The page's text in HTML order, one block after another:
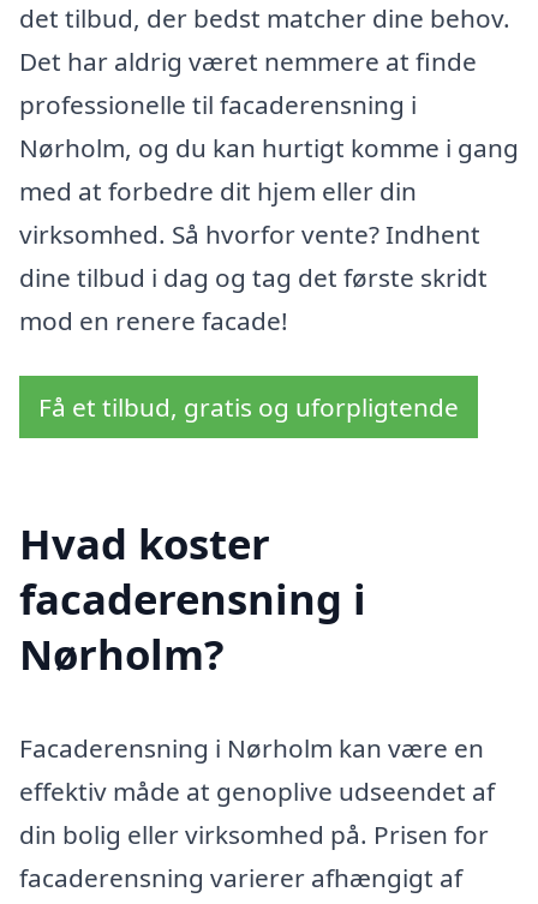
det tilbud, der bedst matcher dine behov.
Det har aldrig været nemmere at finde
professionelle til facaderensning i
Nørholm, og du kan hurtigt komme i gang
med at forbedre dit hjem eller din
virksomhed. Så hvorfor vente? Indhent
dine tilbud i dag og tag det første skridt
mod en renere facade!
Få et tilbud, gratis og uforpligtende
Hvad koster
facaderensning i
Nørholm?
Facaderensning i Nørholm kan være en
effektiv måde at genoplive udseendet af
din bolig eller virksomhed på. Prisen for
facaderensning varierer afhængigt af